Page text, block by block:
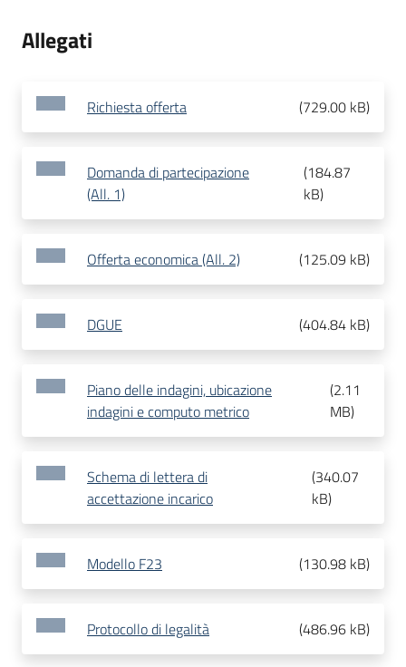
Allegati
Richiesta offerta (729.00 kB)
Domanda di partecipazione
(All. 1)
(184.87
kB)
Offerta economica (All. 2) (125.09 kB)
DGUE (404.84 kB)
Piano delle indagini, ubicazione
indagini e computo metrico
(2.11
MB)
Schema di lettera di
accettazione incarico
(340.07
kB)
Modello F23 (130.98 kB)
Protocollo di legalità (486.96 kB)